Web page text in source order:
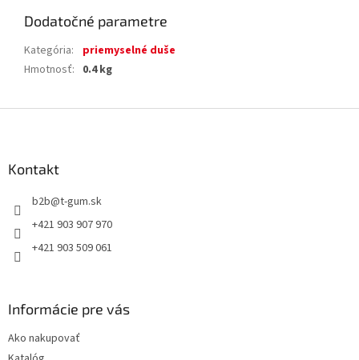
Dodatočné parametre
Kategória:
priemyselné duše
Hmotnosť: 0.4 kg
Kontakt
b2b@t-gum.sk
+421 903 907 970
+421 903 509 061
Informácie pre vás
Ako nakupovať